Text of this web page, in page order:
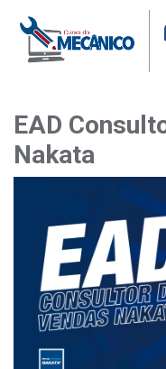
EAD
Nakata